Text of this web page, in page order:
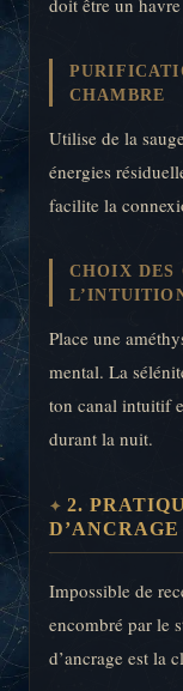
CHAMBRE
Utilise de la
énergies
facilite la
CHOIX DES
Place une
mental. La
ton canal intuitif
durant la nuit.
2.
Impossible de
encombré par le
d’ancrage est la